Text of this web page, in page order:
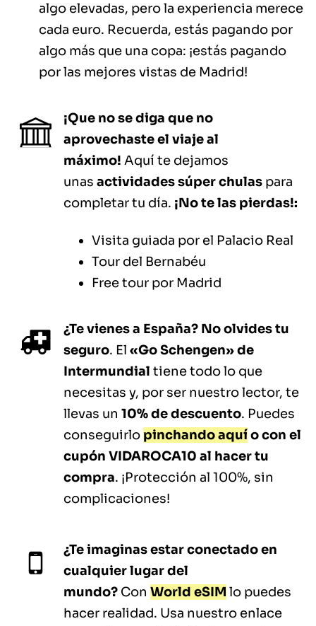
algo elevadas, pero la experiencia merece
cada euro. Recuerda, estás pagando por
algo más que una copa: ¡estás pagando
por las mejores vistas de Madrid!
¡Que no se diga que no
aprovechaste el viaje al
máximo! Aquí te dejamos
unas actividades súper chulas para
completar tu día. ¡No te las pierdas!:
Visita guiada por el Palacio Real
Tour del Bernabéu
Free tour por Madrid
¿Te vienes a España? No olvides tu
seguro. El «Go Schengen» de
Intermundial tiene todo lo que
necesitas y, por ser nuestro lector, te
llevas un 10% de descuento. Puedes
conseguirlo pinchando aquío con el
cupón VIDAROCA10 al hacer tu
compra. ¡Protección al 100%, sin
complicaciones!
¿Te imaginas estar conectado en
cualquier lugar del
mundo? Con World eSIM lo puedes
hacer realidad. Usa nuestro enlace